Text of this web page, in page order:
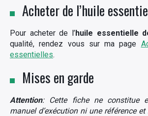
Acheter de l’huile
Pour acheter de l’huile essentielle
qualité, rendez vous sur ma page
essentielles.
Mises en garde
Attention: Cette fiche ne constitue
manuel d’exécution ni une référence